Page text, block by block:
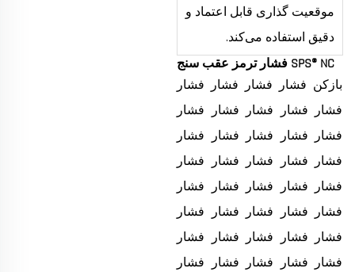
موقعیت گذاری قابل اعتماد و
دقیق استفاده می‌کند.
SPS® NC فشار ترمز عقب سنج
بازکن فشار فشار فشار فشار
فشار فشار فشار فشار فشار
فشار فشار فشار فشار فشار
فشار فشار فشار فشار فشار
فشار فشار فشار فشار فشار
فشار فشار فشار فشار فشار
فشار فشار فشار فشار فشار
فشار فشار فشار فشار فشار